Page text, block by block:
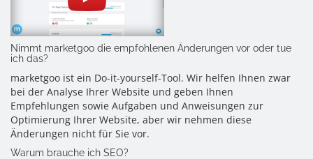
Nimmt marketgoo die empfohlenen Änderungen vor oder tue
ich das?
marketgoo ist ein Do-it-yourself-Tool. Wir helfen Ihnen zwar
bei der Analyse Ihrer Website und geben Ihnen
Empfehlungen sowie Aufgaben und Anweisungen zur
Optimierung Ihrer Website, aber wir nehmen diese
Änderungen nicht für Sie vor.
Warum brauche ich SEO?